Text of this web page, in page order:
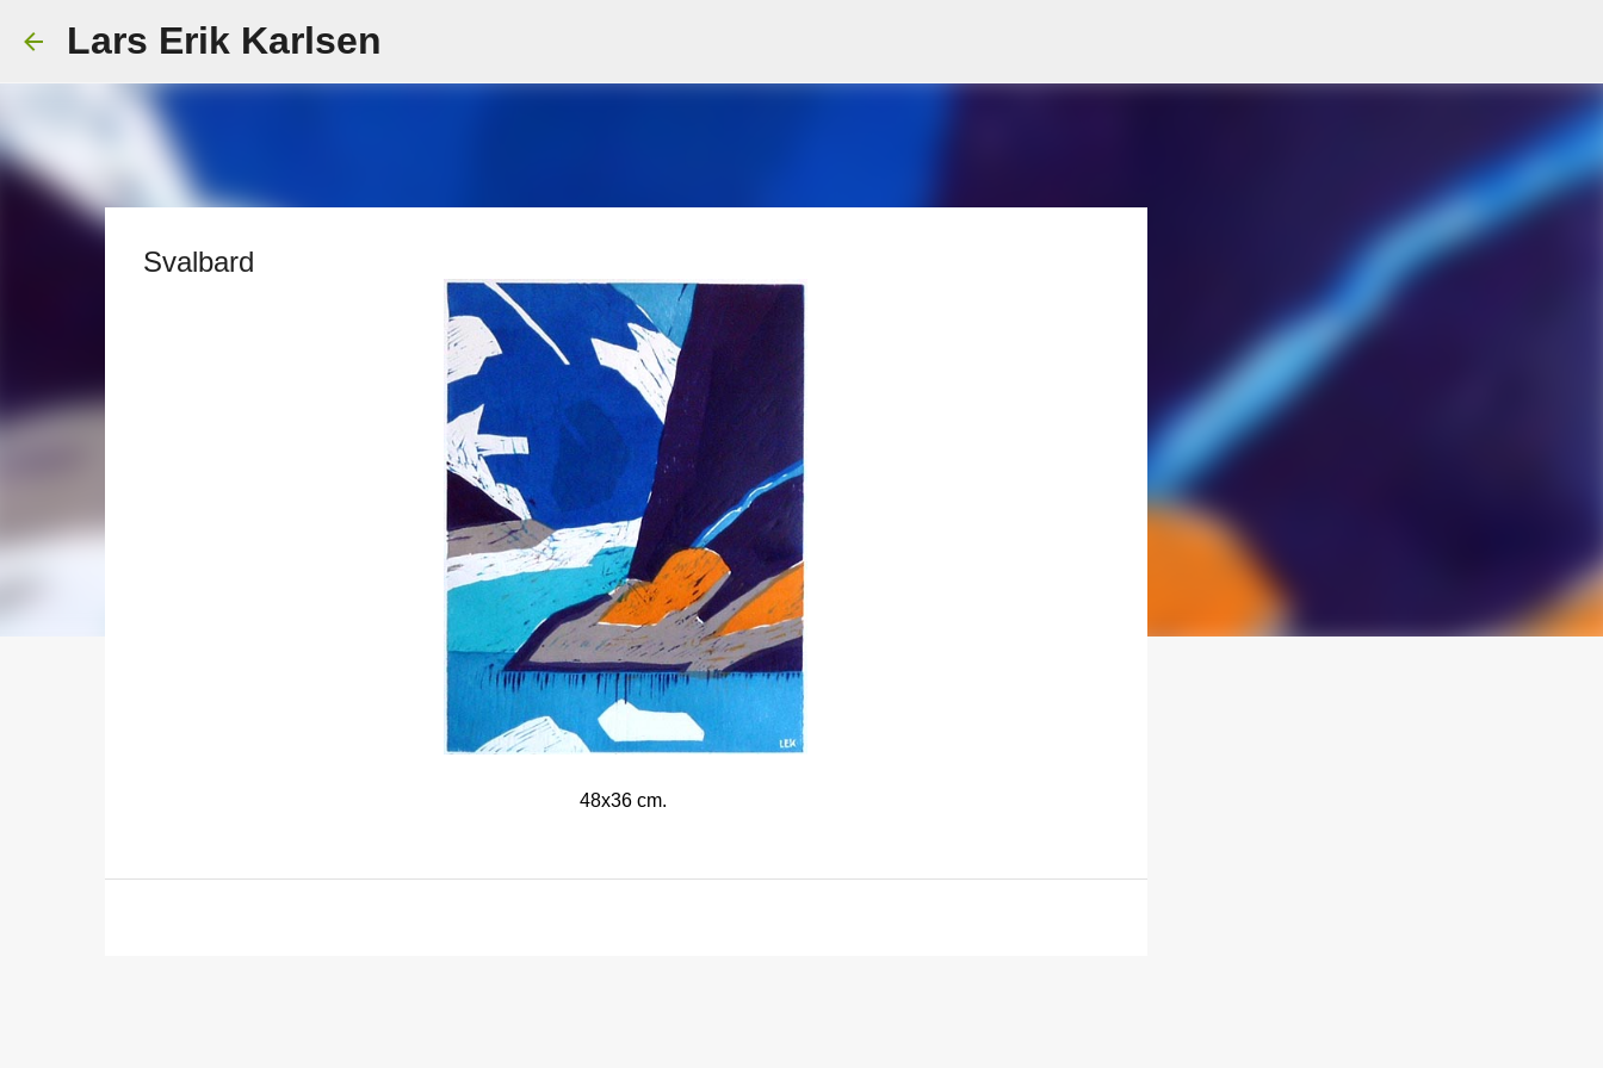
Lars Erik Karlsen
Svalbard
48x36 cm.